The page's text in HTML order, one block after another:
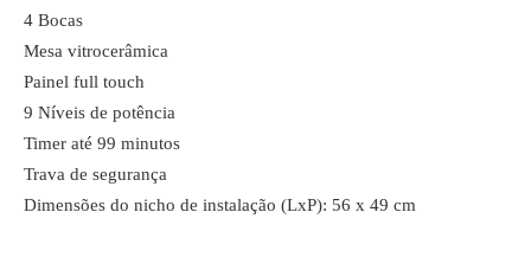
4 Bocas
Mesa vitrocerâmica
Painel full touch
9 Níveis de potência
Timer até 99 minutos
Trava de segurança
Dimensões do nicho de instalação (LxP): 56 x 49 cm